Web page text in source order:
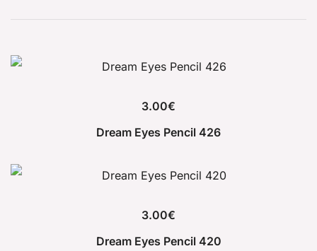
3.00€
Dream Eyes Pencil 426
3.00€
Dream Eyes Pencil 420